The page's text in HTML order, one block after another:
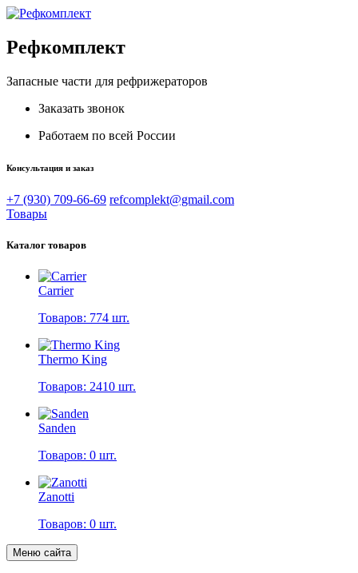
Рефкомплект
Запасные части для рефрижераторов
Заказать звонок
Работаем по всей России
Консультация и заказ
+7 (930) 709-66-69 refcomplekt@gmail.com
Товары
Каталог товаров
Carrier
Товаров: 774 шт.
Thermo King
Товаров: 2410 шт.
Sanden
Товаров: 0 шт.
Zanotti
Товаров: 0 шт.
Меню сайта